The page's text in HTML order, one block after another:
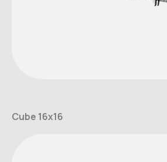
Cube 16x16